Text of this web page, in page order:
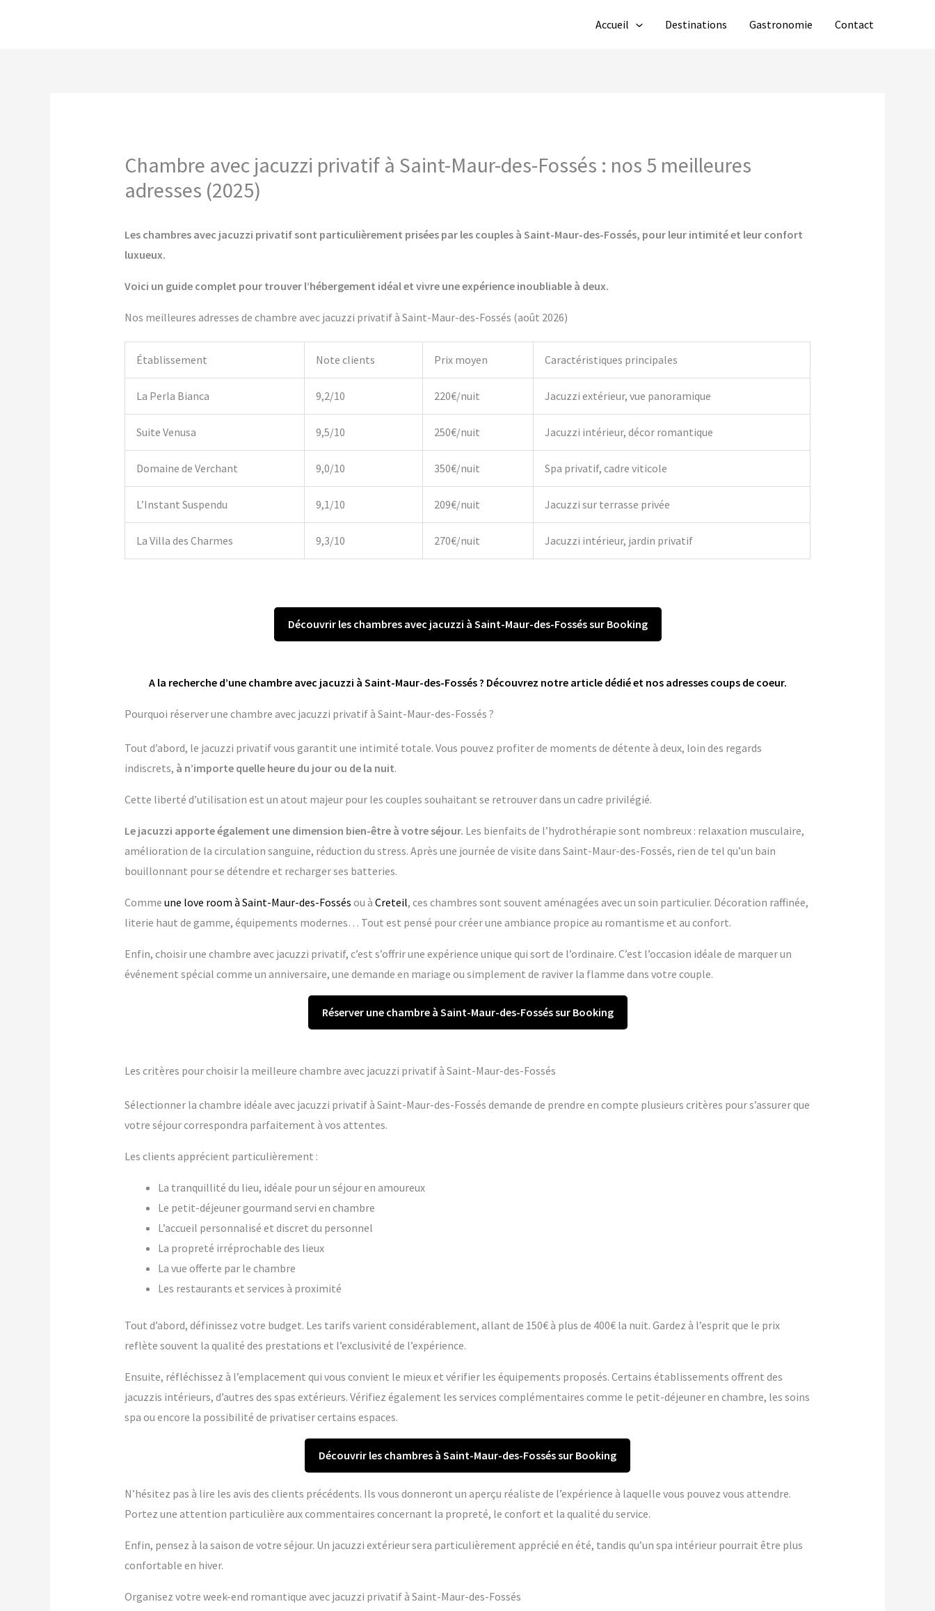
Accueil Destinations Gastronomie Contact
Chambre avec jacuzzi privatif à Saint-Maur-des-Fossés : nos 5 meilleures
adresses (2025)
Les chambres avec jacuzzi privatif sont particulièrement prisées par les couples à Saint-Maur-des-Fossés, pour leur intimité et leur confort
luxueux.
Voici un guide complet pour trouver l’hébergement idéal et vivre une expérience inoubliable à deux.
Nos meilleures adresses de chambre avec jacuzzi privatif à Saint-Maur-des-Fossés (août 2026)
Établissement Note clients Prix moyen Caractéristiques principales
La Perla Bianca 9,2/10 220€/nuit Jacuzzi extérieur, vue panoramique
Suite Venusa 9,5/10 250€/nuit Jacuzzi intérieur, décor romantique
Domaine de Verchant 9,0/10 350€/nuit Spa privatif, cadre viticole
L’Instant Suspendu 9,1/10 209€/nuit Jacuzzi sur terrasse privée
La Villa des Charmes 9,3/10 270€/nuit Jacuzzi intérieur, jardin privatif
Découvrir les chambres avec jacuzzi à Saint-Maur-des-Fossés sur Booking
A la recherche d’une chambre avec jacuzzi à Saint-Maur-des-Fossés ? Découvrez notre article dédié et nos adresses coups de coeur.
Pourquoi réserver une chambre avec jacuzzi privatif à Saint-Maur-des-Fossés ?
Tout d’abord, le jacuzzi privatif vous garantit une intimité totale. Vous pouvez profiter de moments de détente à deux, loin des regards
indiscrets, à n’importe quelle heure du jour ou de la nuit.
Cette liberté d’utilisation est un atout majeur pour les couples souhaitant se retrouver dans un cadre privilégié.
Le jacuzzi apporte également une dimension bien-être à votre séjour. Les bienfaits de l’hydrothérapie sont nombreux : relaxation musculaire,
amélioration de la circulation sanguine, réduction du stress. Après une journée de visite dans Saint-Maur-des-Fossés, rien de tel qu’un bain
bouillonnant pour se détendre et recharger ses batteries.
Comme une love room à Saint-Maur-des-Fossés ou à Creteil, ces chambres sont souvent aménagées avec un soin particulier. Décoration raffinée,
literie haut de gamme, équipements modernes… Tout est pensé pour créer une ambiance propice au romantisme et au confort.
Enfin, choisir une chambre avec jacuzzi privatif, c’est s’offrir une expérience unique qui sort de l’ordinaire. C’est l’occasion idéale de marquer un
événement spécial comme un anniversaire, une demande en mariage ou simplement de raviver la flamme dans votre couple.
Réserver une chambre à Saint-Maur-des-Fossés sur Booking
Les critères pour choisir la meilleure chambre avec jacuzzi privatif à Saint-Maur-des-Fossés
Sélectionner la chambre idéale avec jacuzzi privatif à Saint-Maur-des-Fossés demande de prendre en compte plusieurs critères pour s’assurer que
votre séjour correspondra parfaitement à vos attentes.
Les clients apprécient particulièrement :
La tranquillité du lieu, idéale pour un séjour en amoureux
Le petit-déjeuner gourmand servi en chambre
L’accueil personnalisé et discret du personnel
La propreté irréprochable des lieux
La vue offerte par le chambre
Les restaurants et services à proximité
Tout d’abord, définissez votre budget. Les tarifs varient considérablement, allant de 150€ à plus de 400€ la nuit. Gardez à l’esprit que le prix
reflète souvent la qualité des prestations et l’exclusivité de l’expérience.
Ensuite, réfléchissez à l’emplacement qui vous convient le mieux et vérifier les équipements proposés. Certains établissements offrent des
jacuzzis intérieurs, d’autres des spas extérieurs. Vérifiez également les services complémentaires comme le petit-déjeuner en chambre, les soins
spa ou encore la possibilité de privatiser certains espaces.
Découvrir les chambres à Saint-Maur-des-Fossés sur Booking
N’hésitez pas à lire les avis des clients précédents. Ils vous donneront un aperçu réaliste de l’expérience à laquelle vous pouvez vous attendre.
Portez une attention particulière aux commentaires concernant la propreté, le confort et la qualité du service.
Enfin, pensez à la saison de votre séjour. Un jacuzzi extérieur sera particulièrement apprécié en été, tandis qu’un spa intérieur pourrait être plus
confortable en hiver.
Organisez votre week-end romantique avec jacuzzi privatif à Saint-Maur-des-Fossés